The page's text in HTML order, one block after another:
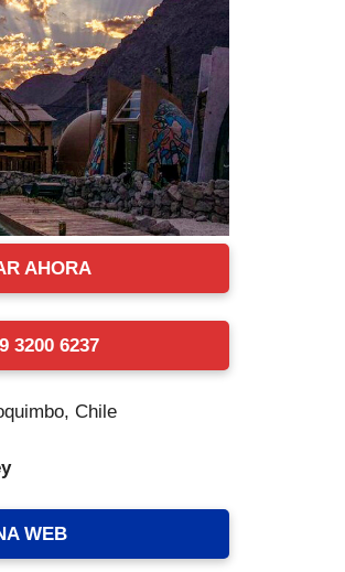
AHORA
3200 6237
Chile
WEB